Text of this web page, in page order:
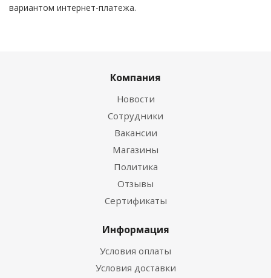
вариантом интернет-платежа.
Компания
Новости
Сотрудники
Вакансии
Магазины
Политика
Отзывы
Сертификаты
Информация
Условия оплаты
Условия доставки